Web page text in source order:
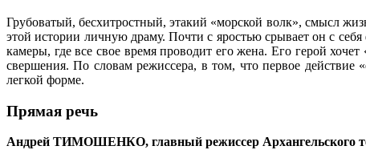
Грубоватый, бесхитростный, этакий «морской волк», смысл
этой истории личную драму. Почти с яростью срывает он с
камеры, где все свое время проводит его жена. Его герой
свершения. По словам режиссера, в том, что первое действие
легкой форме.
Прямая речь
Андрей ТИМОШЕНКО, главный режиссер Архангельского